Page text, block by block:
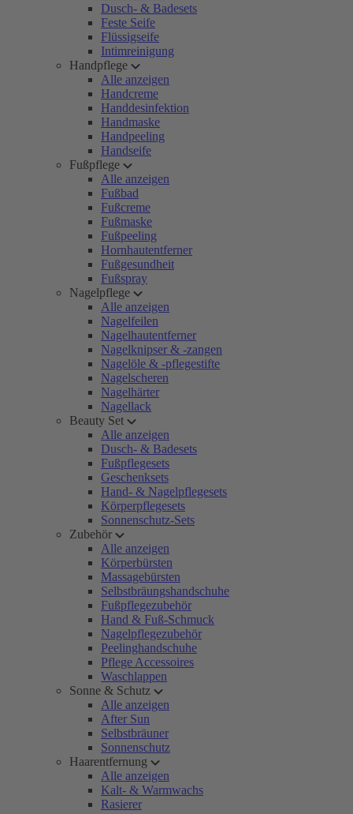
Dusch- & Badesets
Feste Seife
Flüssigseife
Intimreinigung
Handpflege
Alle anzeigen
Handcreme
Handdesinfektion
Handmaske
Handpeeling
Handseife
Fußpflege
Alle anzeigen
Fußbad
Fußcreme
Fußmaske
Fußpeeling
Hornhautentferner
Fußgesundheit
Fußspray
Nagelpflege
Alle anzeigen
Nagelfeilen
Nagelhautentferner
Nagelknipser & -zangen
Nagelöle & -pflegestifte
Nagelscheren
Nagelhärter
Nagellack
Beauty Set
Alle anzeigen
Dusch- & Badesets
Fußpflegesets
Geschenksets
Hand- & Nagelpflegesets
Körperpflegesets
Sonnenschutz-Sets
Zubehör
Alle anzeigen
Körperbürsten
Massagebürsten
Selbstbräungshandschuhe
Fußpflegezubehör
Hand & Fuß-Schmuck
Nagelpflegezubehör
Peelinghandschuhe
Pflege Accessoires
Waschlappen
Sonne & Schutz
Alle anzeigen
After Sun
Selbstbräuner
Sonnenschutz
Haarentfernung
Alle anzeigen
Kalt- & Warmwachs
Rasierer